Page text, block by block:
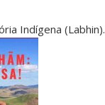
Indígena (Labhin).